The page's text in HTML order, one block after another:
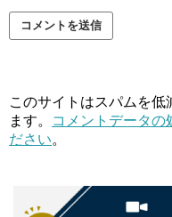
このサイトはスパムを
ます。
コメントデータの
ださい。